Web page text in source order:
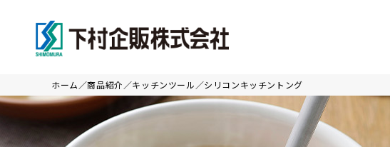
ホーム 商品紹介 キッチンツール シリコンキッチントング